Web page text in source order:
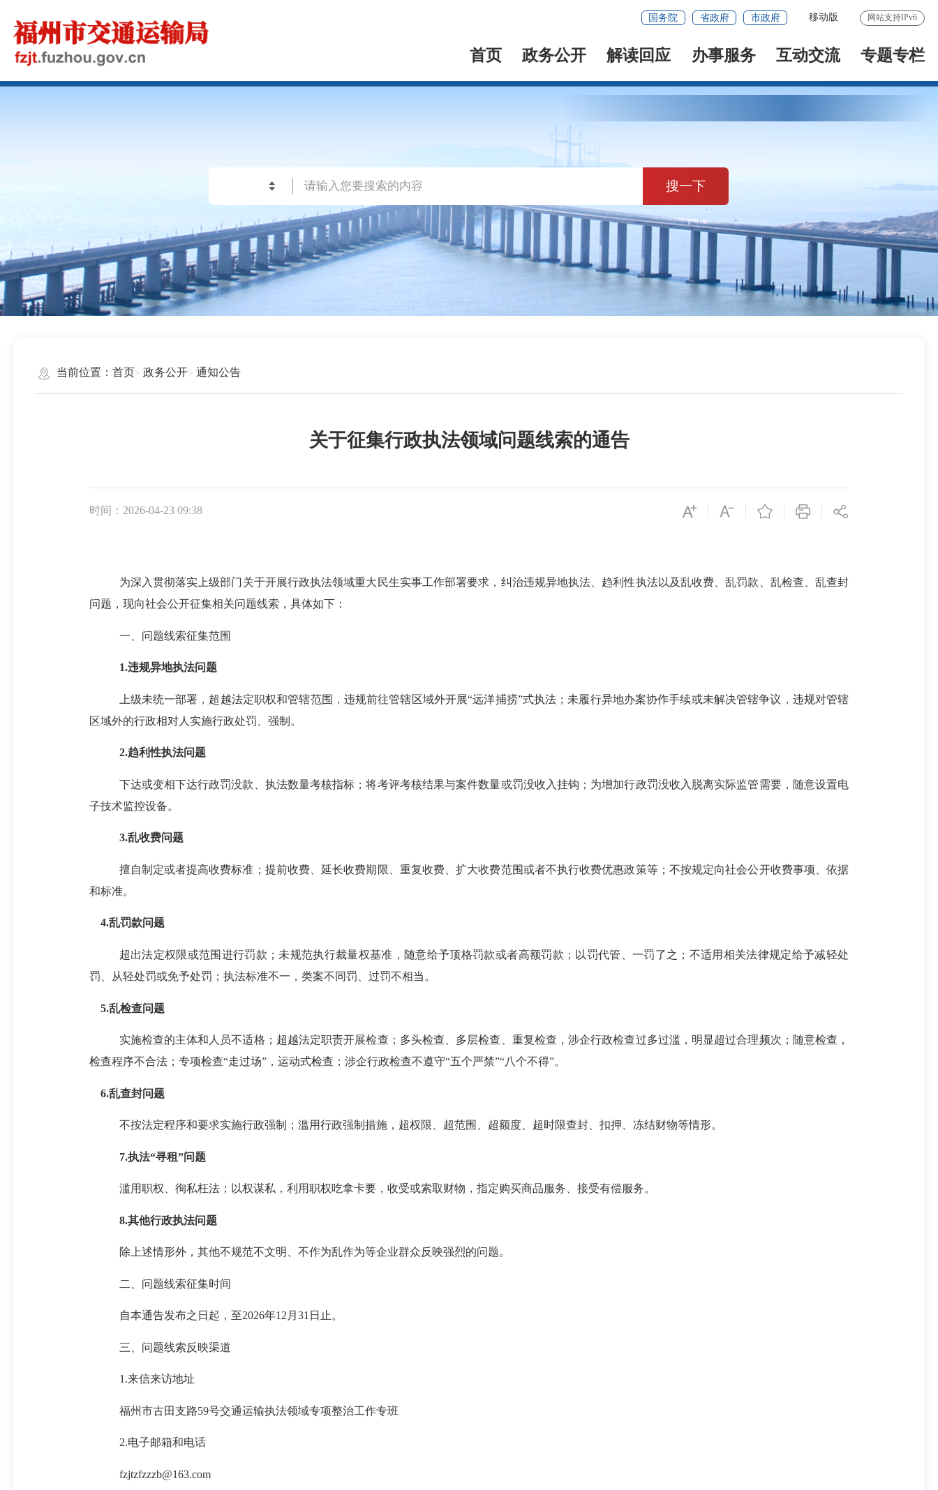
国务院 省政府 市政府 移动版 网站支持IPv6
首页 政务公开 解读回应 办事服务 互动交流 专题专栏
搜一下
当前位置： 首页 政务公开 通知公告
关于征集行政执法领域问题线索的通告
时间：2026-04-23 09:38
为深入贯彻落实 上级部门关于开展行政执法领域重大民生实事工作部署要求， 纠治违规异地执法、趋利性执法以及乱收费、乱罚款、乱检查、乱查封
问题，现向社会公开征集相关问题线索，具体如下：
一、问题线索征集范围
1.违规异地执法问题
上级未统一部署，超越法定职权和管辖范围，违规前往管辖区域外开展“远洋捕捞”式执法；未履行异地办案协作手续或未解决管辖争议，违规对管辖
区域外的行政相对人实施行政处罚、强制。
2.趋利性执法问题
下达或变相下达行政罚没款、执法数量考核指标；将考评考核结果与案件数量或罚没收入挂钩；为增加行政罚没收入脱离实际监管需要，随意设置电
子技术监控设备。
3.乱收费问题
擅自制定或者提高收费标准；提前收费、延长收费期限、重复收费、扩大收费范围或者不执行收费优惠政策等；不按规定向社会公开收费事项、依据
和标准。
4.乱罚款问题
超出法定权限或范围进行罚款；未规范执行裁量权基准，随意给予顶格罚款或者高额罚款；以罚代管、一罚了之；不适用相关法律规定给予减轻处
罚、从轻处罚或免予处罚；执法标准不一，类案不同罚、过罚不相当。
5.乱检查问题
实施检查的主体和人员不适格；超越法定职责开展检查；多头检查、多层检查、重复检查，涉企行政检查过多过滥，明显超过合理频次；随意检查，
检查程序不合法；专项检查“走过场”，运动式检查；涉企行政检查不遵守“五个严禁”“八个不得”。
6.乱查封问题
不按法定程序和要求实施行政强制；滥用行政强制措施，超权限、超范围、超额度、超时限查封、扣押、冻结财物等情形。
7.执法“寻租”问题
滥用职权、徇私枉法；以权谋私，利用职权吃拿卡要，收受或索取财物，指定购买商品服务、接受有偿服务。
8.其他行政执法问题
除上述情形外，其他不规范不文明、不作为乱作为等企业群众反映强烈的问题。
二、问题线索征集时间
自本通告发布之日起，至2026年12月31日止。
三、问题线索反映渠道
1.来信来访地址
福州市古田支路59号交通运输执法领域专项整治工作专班
2.电子邮箱和电话
fzjtzfzzzb@163.com